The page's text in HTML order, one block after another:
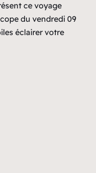
ce voyage
du vendredi 09
éclairer votre